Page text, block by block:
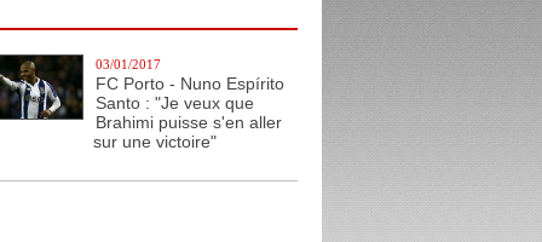
03/01/2017
FC Porto - Nuno Espírito
Santo : "Je veux que
Brahimi puisse s'en aller
sur une victoire"